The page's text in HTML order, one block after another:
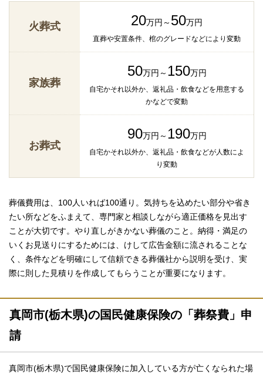
火葬式 20万円～ 50万円
直葬や安置条件、棺のグレードなどにより変動
家族葬
50万円～ 150万円
自宅かそれ以外か、返礼品・飲食などを用意する
かなどで変動
お葬式
90万円～ 190万円
自宅かそれ以外か、返礼品・飲食などが人数によ
り変動
葬儀費用は、100人いれば100通り。気持ちを込めたい部分や省き
たい所などをふまえて、専門家と相談しながら適正価格を見出す
ことが大切です。やり直しがきかない葬儀のこと。納得・満足の
いくお見送りにするためには、けして広告金額に流されることな
く、条件などを明確にして信頼できる葬儀社から説明を受け、実
際に則した見積りを作成してもらうことが重要になります。
真岡市(栃木県)の国民健康保険の「葬祭費」申
請
真岡市(栃木県)で国民健康保険に加入している方が亡くなられた場